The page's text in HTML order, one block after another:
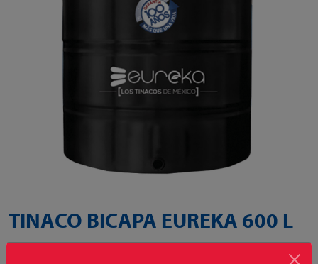
TINACO BICAPA EUREKA 600 L